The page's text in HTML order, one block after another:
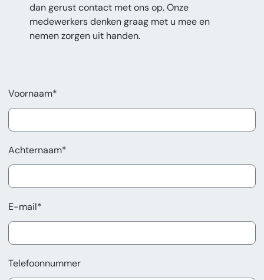
dan gerust contact met ons op. Onze
medewerkers denken graag met u mee en
nemen zorgen uit handen.
Voornaam*
Achternaam*
E-mail*
Telefoonnummer